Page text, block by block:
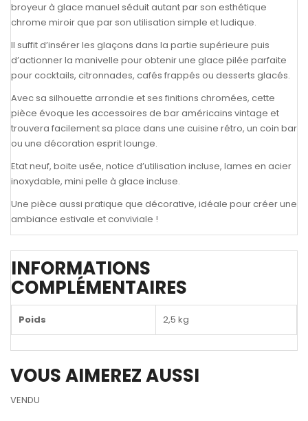
broyeur à glace manuel séduit autant par son esthétique
chrome miroir que par son utilisation simple et ludique.
Il suffit d’insérer les glaçons dans la partie supérieure puis
d’actionner la manivelle pour obtenir une glace pilée parfaite
pour cocktails, citronnades, cafés frappés ou desserts glacés.
Avec sa silhouette arrondie et ses finitions chromées, cette
pièce évoque les accessoires de bar américains vintage et
trouvera facilement sa place dans une cuisine rétro, un coin bar
ou une décoration esprit lounge.
Etat neuf, boite usée, notice d’utilisation incluse, lames en acier
inoxydable, mini pelle à glace incluse.
Une pièce aussi pratique que décorative, idéale pour créer une
ambiance estivale et conviviale !
INFORMATIONS
COMPLÉMENTAIRES
Poids 2,5 kg
VOUS AIMEREZ AUSSI
VENDU